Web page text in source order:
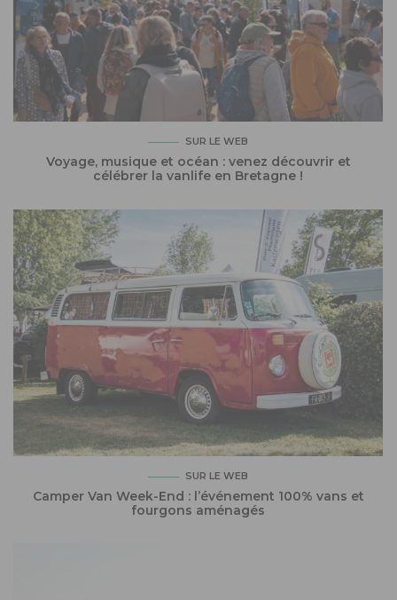
SUR LE WEB
Voyage, musique et océan : venez découvrir et
célébrer la vanlife en Bretagne !
SUR LE WEB
Camper Van Week-End : l’événement 100% vans et
fourgons aménagés